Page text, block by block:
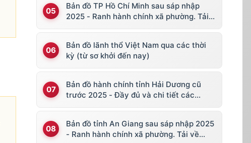
Bản đồ TP Hồ Chí Minh sau sáp nhập
2025 - Ranh hành chính xã phường. Tải
Bản đồ lãnh thổ Việt Nam qua các thời
kỳ (từ sơ khởi đến nay)
Bản đồ hành chính tỉnh Hải Dương cũ
trước 2025 - Đầy đủ và chi tiết các
Bản đồ tỉnh An Giang sau sáp nhập 2025
- Ranh hành chính xã phường. Tải về